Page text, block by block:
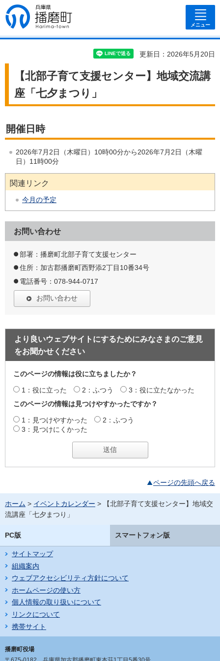
兵庫県 播磨
町
メニュー
更新日：2026年5月20日
【北部子育て支援センター】地域交流講
座「七夕まつり」
開催日時
2026年7月2日（木曜日）10時00分から2026年7月2日（木曜
日）11時00分
関連リンク
今月の予定
お問い合わせ
部署：播磨町北部子育て支援センター
住所：加古郡播磨町西野添2丁目10番34号
電話番号：078-944-0717
お問い合わせ
より良いウェブサイトにするためにみなさまのご意見
をお聞かせください
このページの情報は役に立ちましたか？
1：役に立った 2：ふつう
3：役に立たなかった
このページの情報は見つけやすかったですか？
1：見つけやすかった
2：ふつう
3：見つけにくかった
ページの先頭へ戻る
ホーム > イベントカレンダー > 【北部子育て支援センター】地域交
流講座「七夕まつり」
PC版 スマートフォン版
サイトマップ
組織案内
ウェブアクセシビリティ方針について
ホームページの使い方
個人情報の取り扱いについて
リンクについて
携帯サイト
播磨町役場